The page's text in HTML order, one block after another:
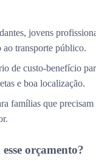
jovens
ao transporte público.
de custo-benefício
e boa localização.
famílias que
orçamento?